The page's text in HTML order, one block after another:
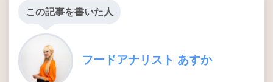
この記事を書いた人
フードアナリスト あすか